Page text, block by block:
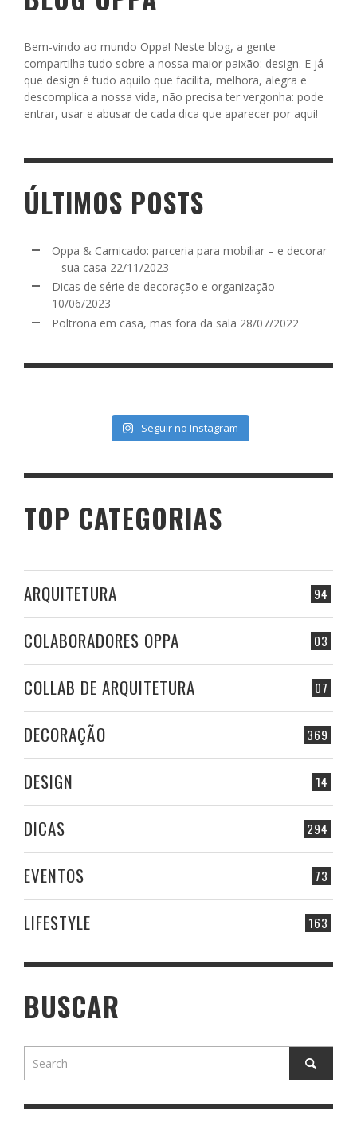
Bem-vindo ao mundo Oppa! Neste blog, a gente
compartilha tudo sobre a nossa maior paixão: design. E já
que design é tudo aquilo que facilita, melhora, alegra e
descomplica a nossa vida, não precisa ter vergonha: pode
entrar, usar e abusar de cada dica que aparecer por aqui!
ÚLTIMOS POSTS
Oppa & Camicado: parceria para mobiliar – e decorar
– sua casa 22/11/2023
Dicas de série de decoração e organização
10/06/2023
Poltrona em casa, mas fora da sala 28/07/2022
Seguir no Instagram
TOP CATEGORIAS
94
ARQUITETURA
03
COLABORADORES OPPA
07
COLLAB DE ARQUITETURA
369
DECORAÇÃO
14
DESIGN
294
DICAS
73
EVENTOS
163
LIFESTYLE
BUSCAR